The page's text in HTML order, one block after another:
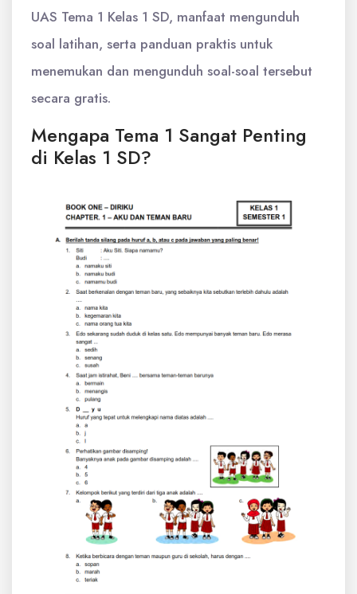
UAS Tema 1 Kelas 1 SD, manfaat mengunduh
soal latihan, serta panduan praktis untuk
menemukan dan mengunduh soal-soal tersebut
secara gratis.
Mengapa Tema 1 Sangat Penting
di Kelas 1 SD?